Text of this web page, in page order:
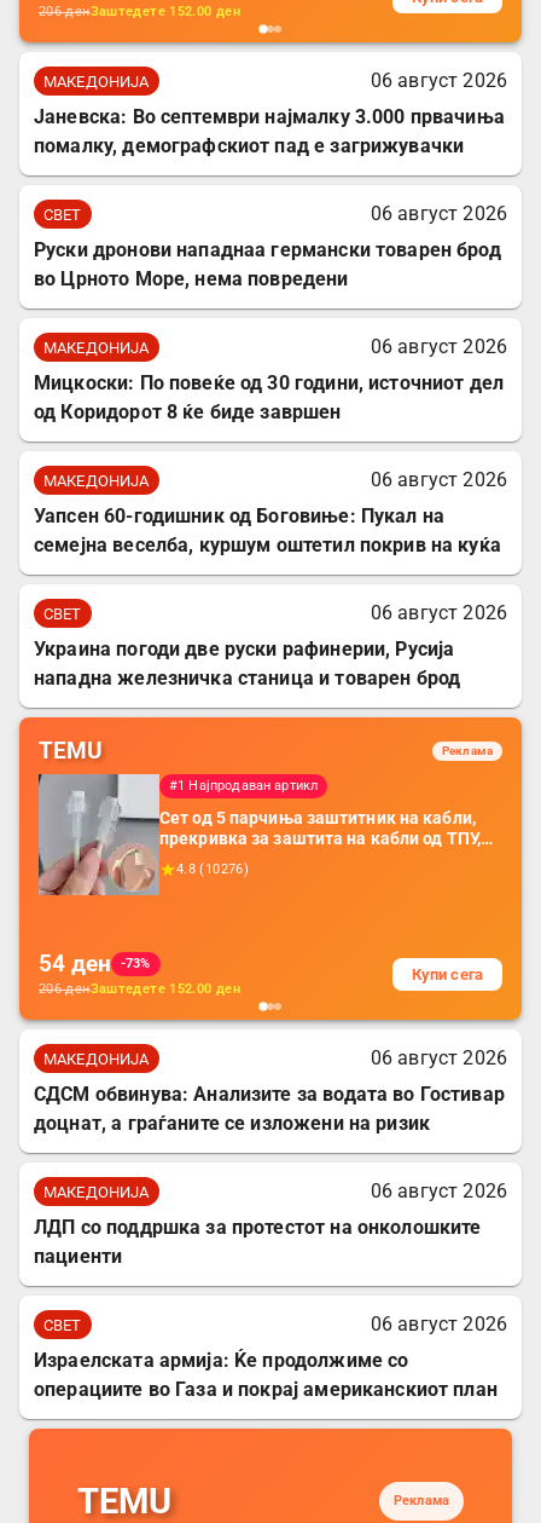
206денЗаштедете 152.00 ден
МАКЕДОНИЈА
06 август 2026
Јаневска: Во септември најмалку 3.000 првачиња
помалку, демографскиот пад е загрижувачки
СВЕТ
06 август 2026
Руски дронови нападнаа германски товарен брод
во Црното Море, нема повредени
МАКЕДОНИЈА
06 август 2026
Мицкоски: По повеќе од 30 години, источниот дел
од Коридорот 8 ќе биде завршен
МАКЕДОНИЈА
06 август 2026
Уапсен 60-годишник од Боговиње: Пукал на
семејна веселба, куршум оштетил покрив на куќа
СВЕТ
06 август 2026
Украина погоди две руски рафинерии, Русија
нападна железничка станица и товарен брод
TEMU Реклама
#1 Најпродаван артикл
Сет од 5 парчиња заштитник на кабли,
прекривка за заштита на кабли од ТПУ,
додатоци за заштита на кабли, без
батерија, за мобилни телефони, комплет
4.8 ( 10276)
54 ден
-73%
206денЗаштедете 152.00 ден
Купи сега
МАКЕДОНИЈА
06 август 2026
СДСМ обвинува: Анализите за водата во Гостивар
доцнат, а граѓаните се изложени на ризик
МАКЕДОНИЈА
06 август 2026
ЛДП со поддршка за протестот на онколошките
пациенти
СВЕТ
06 август 2026
Израелската армија: Ќе продолжиме со
операциите во Газа и покрај американскиот план
TEMU Реклама